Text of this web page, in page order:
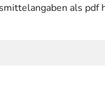
als pdf